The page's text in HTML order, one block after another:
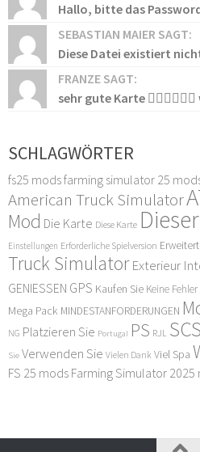
Hallo, bitte das
SEBASTIAN MAIER SAGT:
Diese Datei existiert
FRANZE SAGT:
sehr gute Karte
SCHLAGWÖRTER
fs25 modsfarming simulator 25
American Truck Simulator
Mod Die Karte Diese Karte
Einstellungen Erforderliche Spielversion
Truck Simulator Exterieur
GENIESSEN GPS Kaufen Sie Keine Fehler
Mega Pack MINDESTANFORDERUNGEN
NG Platzieren Sie Portugal PS RJL SCS
Sie Verwenden Sie Vielen Dank Viel Spa
FS 25 mods Farming Simulator 2025